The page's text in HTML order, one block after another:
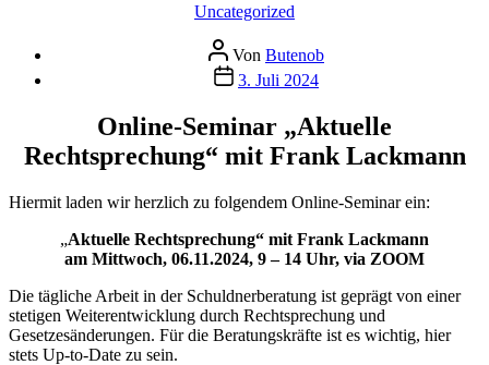
Kategorien
Uncategorized
Beitragsautor
Von Butenob
Veröffentlichungsdatum
3. Juli 2024
Online-Seminar „Aktuelle
Rechtsprechung“ mit Frank Lackmann
Hiermit laden wir herzlich zu folgendem Online-Seminar ein:
„Aktuelle Rechtsprechung“ mit Frank Lackmann
am Mittwoch, 06.11.2024, 9 – 14 Uhr, via ZOOM
Die tägliche Arbeit in der Schuldnerberatung ist geprägt von einer
stetigen Weiterentwicklung durch Rechtsprechung und
Gesetzesänderungen. Für die Beratungskräfte ist es wichtig, hier
stets Up-to-Date zu sein.